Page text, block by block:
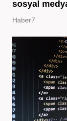
sosyal
Haber7